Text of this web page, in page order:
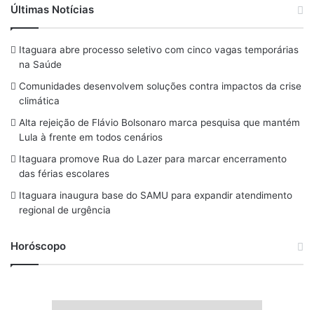
a
c
e
b
o
o
k
h
r
e
a
d
s
n
s
t
a
r
a
m
u
e
s
y
u
T
u
e
Últimas Notícias
Itaguara abre processo seletivo com cinco vagas temporárias
na Saúde
Comunidades desenvolvem soluções contra impactos da crise
climática
Alta rejeição de Flávio Bolsonaro marca pesquisa que mantém
Lula à frente em todos cenários
Itaguara promove Rua do Lazer para marcar encerramento
das férias escolares
Itaguara inaugura base do SAMU para expandir atendimento
regional de urgência
Horóscopo